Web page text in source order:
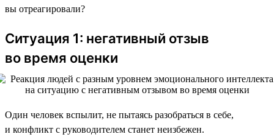
вы отреагировали?
Ситуация 1: негативный отзыв
во время оценки
Один человек вспылит, не пытаясь разобраться в себе,
и конфликт с руководителем станет неизбежен.